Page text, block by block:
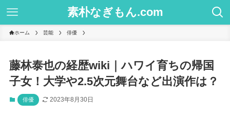
素朴なぎもん.com
ホーム 芸能 俳優
藤林泰也の経歴wiki｜ハワイ育ちの帰国
子女！大学や2.5次元舞台など出演作は？
俳優 2023年8月30日